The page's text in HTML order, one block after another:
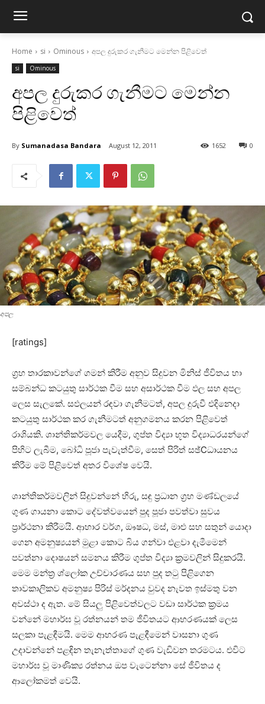
Home si Ominous අපල දුරුකර ගැනීමට මෙන්න පිළිවෙත්
si Ominous
අපල දුරුකර ගැනීමට මෙන්න
පිළිවෙත්
By Sumanadasa Bandara August 12, 2011 0
1652
අපල
[ratings]
ග්‍රහ තාරකාවන්ගේ ගමන් කිරීම අනුව සිදුවන මිනිස්‌ ජීවිතය හා
සම්බන්ධ කටයුතු සාර්ථක වීම සහ අසාර්ථක වීම ඵල සහ අපල
ලෙස සැලකේ. සඵලයන් රඳවා ගැනීමටත්, අපල දුරුවී එදිනෙදා
කටයුතු සාර්ථක කර ගැනීමටත් අනුගමනය කරන පිළිවෙත්
රාශියකි. ශාන්තිකර්මවල යෙදීම, ගුප්ත විද්‍යා භූත විද්‍යාධරයන්ගේ
පිහිට ලැබීම, බෝධි පූජා පැවැත්වීම, සෙත් පිරිත් සඡ්Cධායනය
කිරීම මේ පිළිවෙත් අතර විශේෂ වෙයි.
ශාන්තිකර්මවලින් සිදුවන්නේ හිරු, සඳු ප්‍රධාන ග්‍රහ මණ්‌ඩලයේ
ගුණ ගායනා කොට දේවත්වයෙන් පුද පූජා පවත්වා සුවය
ප්‍රාර්ථනා කිරීමයි. ආහාර වර්ග, ඖෂධ, මස්‌, මාළු සහ සතුන් යොදා
ගෙන අමනුෂ්‍යයන් මුළා කොට බිය ගන්වා එළවා දැමීමෙන්
පවත්නා දොෂයන් සමනය කිරීම ගුප්ත විද්‍යා ක්‍රමවලින් සිදුකරයි.
මෙම මන්ත්‍ර ශ්ලෝක උච්චාරණය සහ පුද තටු පිළිගෙන
තාවකාලිකව අමනුෂ්‍ය පිරිස්‌ මර්දනය වුවද නැවත ඉස්‌මතු වන
අවස්‌ථා ද ඇත. මේ සියලු පිළිවෙත්වලට වඩා සාර්ථක ක්‍රමය
වන්නේ මහාර්ඝ වූ රත්නයන් තම ජීවිතයට ආභරණයක්‌ ලෙස
සලකා පැළඳීමයි. මෙම ආභරණ පැළඳීමෙන් වාසනා ගුණ
උදාවන්නේ පළඳින තැනැත්තාගේ ගුණ වැඩිවන තරමටය. එවිට
මහාර්ඝ වූ මාණික්‍ය රත්නය ඔප වැටෙන්නා සේ ජීවිතය ද
ආලෝකමත් වෙයි.